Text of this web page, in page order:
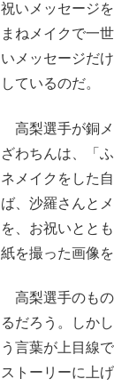
祝いメッセージ
まねメイクで一
いメッセージだ
しているのだ。
高梨選手が銅メ
ざわちんは、「
ネメイクをした
ば、沙羅さんと
を、お祝いとと
紙を撮った画像
高梨選手のもの
るだろう。しか
う言葉が上目線
ストーリーに上